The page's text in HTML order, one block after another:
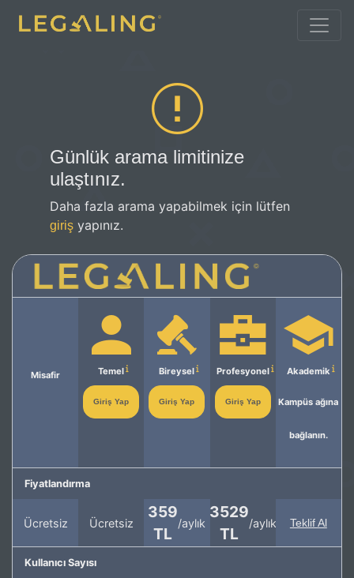
Günlük arama limitinize
ulaştınız.
Daha fazla arama yapabilmek için lütfen
giriş yapınız.
Misafir Temel
Giriş Yap
Bireysel
Giriş Yap
Profesyonel
Giriş Yap
Akademik
Kampüs ağına
bağlanın.
Fiyatlandırma
Ücretsiz Ücretsiz
359
TL
/aylık
3529
TL
/aylık Teklif Al
Kullanıcı Sayısı